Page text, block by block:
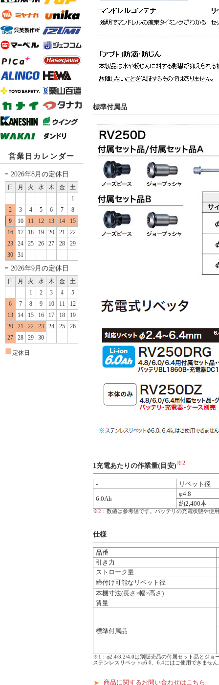
営業日カレンダー
2026年8月の定休日
日 月 火 水 木 金
土
1
2
3 4 5 6 7
8
9
10 11 12 13 14
15
16
17 18 19 20 21
22
23
24 25 26 27 28
29
30
31
2026年9月の定休日
日 月 火 水 木 金
土
1
2 3 4
5
6
7 8 9 10 11
12
13
14 15 16 17 18
19
20
21 22 23 24 25
26
27
28 29 30
■ 定休日
標準付属品
1充電あたりの作業量(目安)※2
-
リベット径
6.0Ah
φ4.8
約2,400本
※2 ：数値は参考値です。バッテリの充電状態や使
仕様
品番
引き力
ストローク量
締付け可能なリベット径
本機寸法(長さ×幅×高さ)
質量
標準付属品
※1
：φ2.4/3.2/4.0は別販売品の付属セット品とジョ
ステンレスリベットφ6.0、6.4にはご使用できません
商品に関するお問い合わせはこちら